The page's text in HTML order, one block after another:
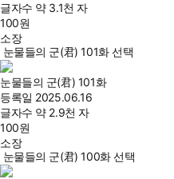
글자수 약 3.1천 자
100원
소장
눈물들의 군(君) 101화 선택
눈물들의 군(君) 101화
등록일 2025.06.16
글자수 약 2.9천 자
100원
소장
눈물들의 군(君) 100화 선택